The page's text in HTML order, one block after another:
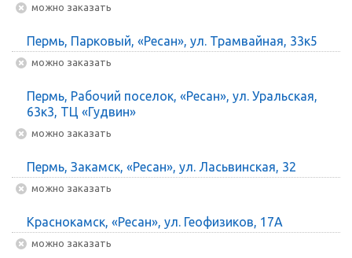
Можно заказать
Пермь, Парковый, «Ресан», ул. Трамвайная, 33к5
Можно заказать
Пермь, Рабочий поселок, «Ресан», ул. Уральская,
63к3, ТЦ «Гудвин»
Можно заказать
Пермь, Закамск, «Ресан», ул. Ласьвинская, 32
Можно заказать
Краснокамск, «Ресан», ул. Геофизиков, 17А
Можно заказать